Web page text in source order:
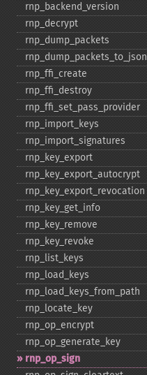
rnp_​backend_​version
rnp_​decrypt
rnp_​dump_​packets
rnp_​dump_​packets_​to_​json
rnp_​ffi_​create
rnp_​ffi_​destroy
rnp_​ffi_​set_​pass_​provider
rnp_​import_​keys
rnp_​import_​signatures
rnp_​key_​export
rnp_​key_​export_​autocrypt
rnp_​key_​export_​revocation
rnp_​key_​get_​info
rnp_​key_​remove
rnp_​key_​revoke
rnp_​list_​keys
rnp_​load_​keys
rnp_​load_​keys_​from_​path
rnp_​locate_​key
rnp_​op_​encrypt
rnp_​op_​generate_​key
rnp_​op_​sign